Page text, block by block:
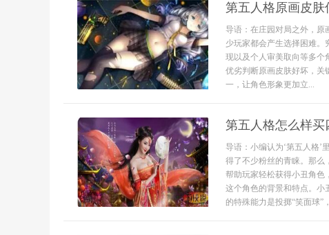
第五人格原画皮肤
导语：在庄园对局之外，原
少玩家都会产生选择困难。
现以及个人审美取向等多个
优劣判断原画皮肤好坏，关
一，让角色形象更加立...
第五人格怎么样买
导语：小编认为‘第五人格’
得了不少粉丝的青睐。那么
帮助玩家轻松获得小丑角色
这个角色的背景和特点。小
的特殊能力是投掷“笑面球”